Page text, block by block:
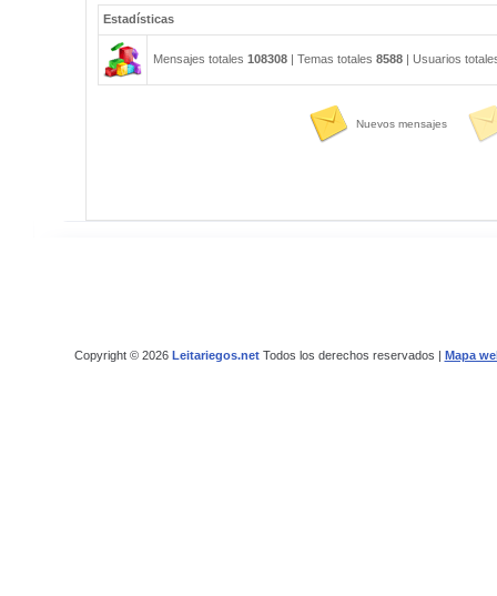
Estadísticas
Mensajes totales 108308| Temas totales 8588| Usuarios
Nuevos mensajes
Copyright © 2026 Leitariegos.netTodos los derechos reservados | Mapa